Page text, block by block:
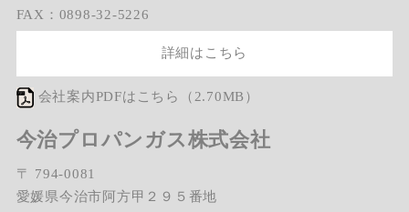
FAX：0898-32-5226
詳細はこちら
会社案内PDFはこちら（2.70MB）
今治プロパンガス株式会社
〒 794-0081
愛媛県今治市阿方甲２９５番地